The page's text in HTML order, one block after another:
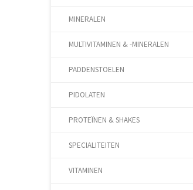
MINERALEN
MULTIVITAMINEN & -MINERALEN
PADDENSTOELEN
PIDOLATEN
PROTEÏNEN & SHAKES
SPECIALITEITEN
VITAMINEN